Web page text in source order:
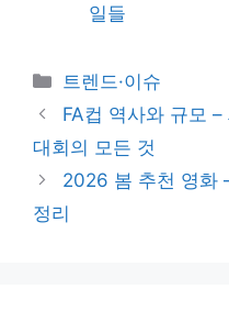
일들
카
테
리
트렌드·이슈
FA컵 역사와 규모
대회의 모든 것
2026 봄 추천 영화
정리